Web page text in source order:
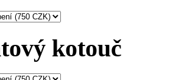
kotouč